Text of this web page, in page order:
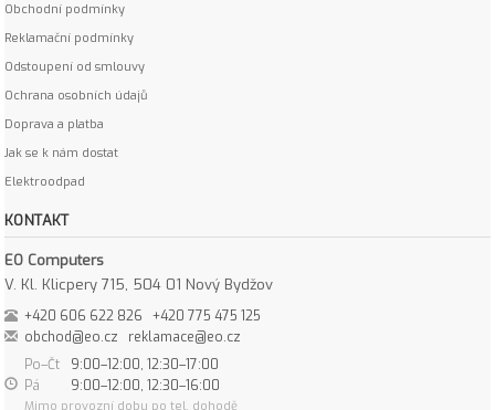
Obchodní podmínky
Reklamační podmínky
Odstoupení od smlouvy
Ochrana osobních údajů
Doprava a platba
Jak se k nám dostat
Elektroodpad
KONTAKT
EO Computers
V. Kl. Klicpery 715, 504 01 Nový Bydžov
+420 606 622 826
+420 775 475 125
obchod@eo.cz
reklamace@eo.cz
Po–Čt
9:00–12:00, 12:30–17:00
Pá
9:00–12:00, 12:30–16:00
Mimo provozní dobu po tel. dohodě